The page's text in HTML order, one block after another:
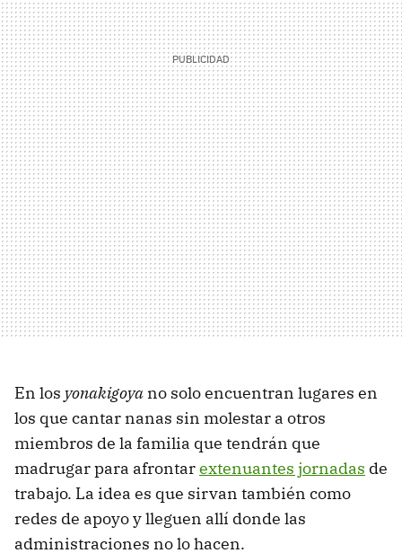
En los yonakigoya no solo encuentran lugares en
los que cantar nanas sin molestar a otros
miembros de la familia que tendrán que
madrugar para afrontarextenuantes jornadas de
trabajo. La idea es que sirvan también como
redes de apoyo y lleguen allí donde las
administraciones no lo hacen.